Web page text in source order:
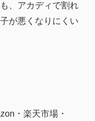
、アカディで割れ
が悪くなりにくい
・楽天市場・